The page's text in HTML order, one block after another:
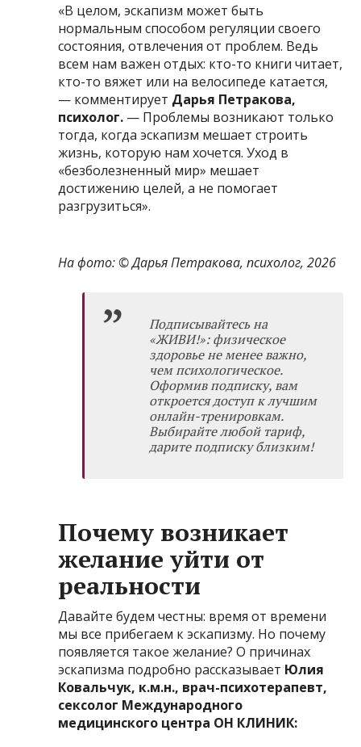
«В целом, эскапизм может быть
нормальным способом регуляции своего
состояния, отвлечения от проблем. Ведь
всем нам важен отдых: кто-то книги читает,
кто-то вяжет или на велосипеде катается,
— комментирует Дарья Петракова,
психолог. — Проблемы возникают только
тогда, когда эскапизм мешает строить
жизнь, которую нам хочется. Уход в
«безболезненный мир» мешает
достижению целей, а не помогает
разгрузиться».
На фото: ©Дарья Петракова, психолог, 2026
Подписывайтесь на
«ЖИВИ!»: физическое
здоровье не менее важно,
чем психологическое.
Оформив подписку, вам
откроется доступ к лучшим
онлайн-тренировкам.
Выбирайте любой тариф,
дарите подписку близким!
Почему возникает
желание уйти от
реальности
Давайте будем честны: время от времени
мы все прибегаем к эскапизму. Но почему
появляется такое желание? О причинах
эскапизма подробно рассказывает Юлия
Ковальчук, к.м.н., врач-психотерапевт,
сексолог Международного
медицинского центра ОН КЛИНИК: